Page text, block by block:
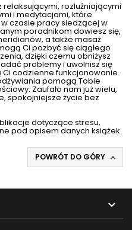
relaksującymi, rozluźniającymi
i medytacjami, które
czasie pracy siedzącej w
poradnikom dowiesz się,
a także masaż
Ci pozbyć się ciągłego
dzięki czemu obniżysz
problemy i uwolnisz się
codzienne funkcjonowanie.
pomogą Tobie
. Zaufało nam już wielu,
spokojniejsze życie bez
dotyczące stresu,
pod opisem danych książek.
POWRÓT DO GÓRY 
